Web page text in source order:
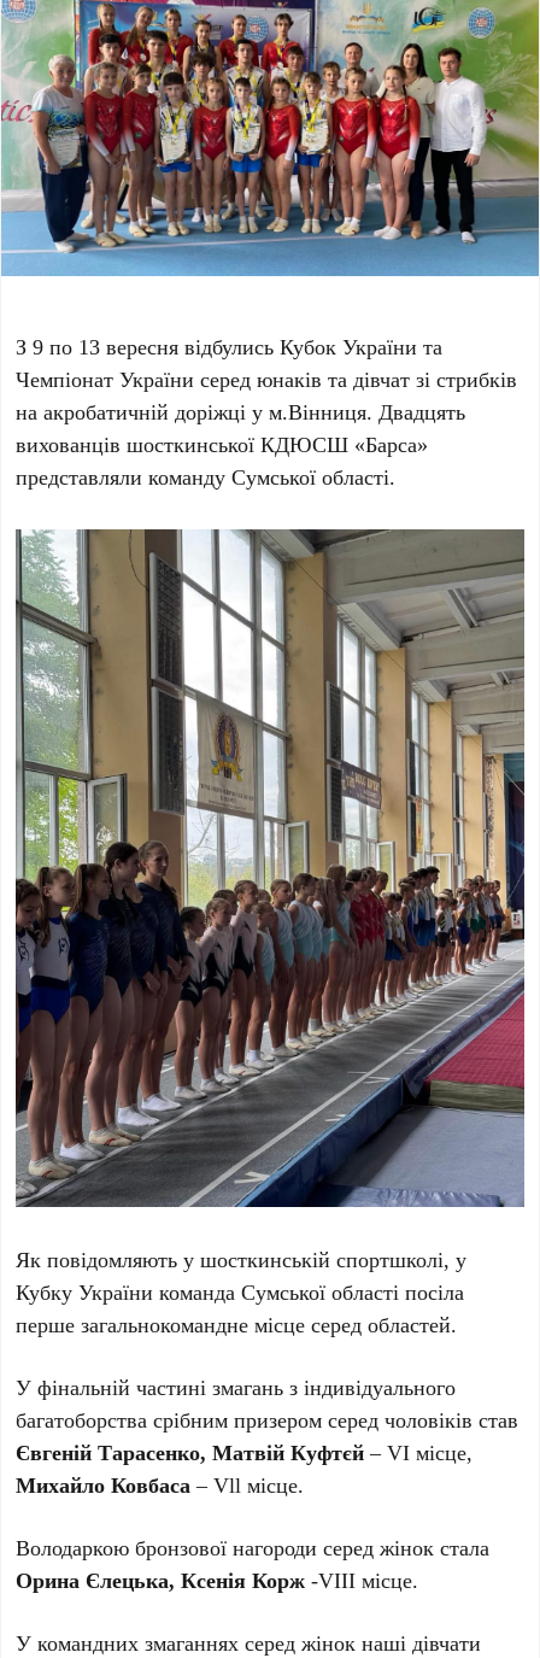
З 9 по 13 вересня відбулись Кубок України та
Чемпіонат України серед юнаків та дівчат зі стрибків
на акробатичній доріжці у м.Вінниця. Двадцять
вихованців шосткинської КДЮСШ «Барса»
представляли команду Сумської області.
Як повідомляють у шосткинській спортшколі, у
Кубку України команда Сумської області посіла
перше загальнокомандне місце серед областей.
У фінальній частині змагань з індивідуального
багатоборства срібним призером серед чоловіків став
Євгеній Тарасенко, Матвій Куфтєй– VI місце,
Михайло Ковбаса – Vll місце.
Володаркою бронзової нагороди серед жінок стала
Орина Єлецька, Ксенія Корж-VIII місце.
У командних змаганнях серед жінок наші дівчати